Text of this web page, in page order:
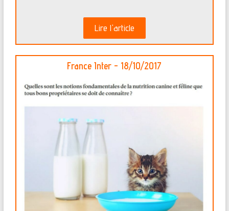
Lire l'article
France Inter - 18/10/2017